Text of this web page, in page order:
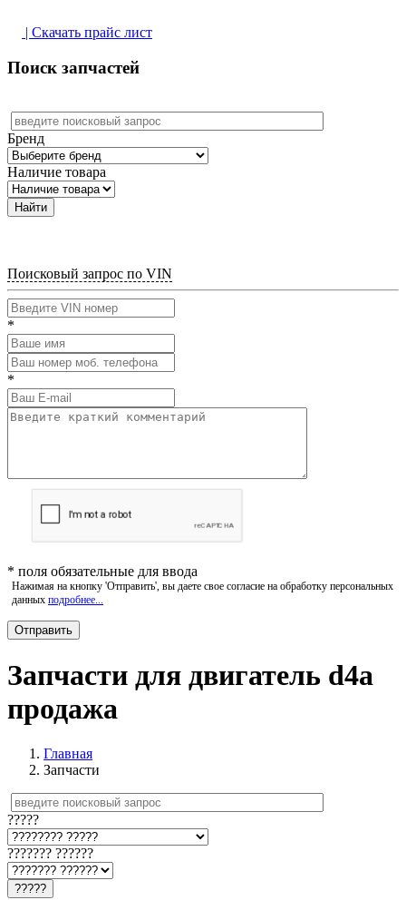
| Скачать прайс лист
Поиск запчастей
Бренд
Наличие товара
Найти
Поисковый запрос по VIN
*
*
* поля обязательные для ввода
Нажимая на кнопку 'Отправить', вы даете свое согласие на обработку персональных
данных подробнее...
Запчасти для двигатель d4a
продажа
Главная
Запчасти
?????
??????? ??????
?????